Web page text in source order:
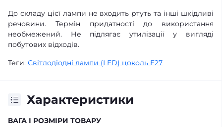
До складу цієї лампи не входить ртуть та інші шкідливі
речовини. Термін придатності до використання
необмежений. Не підлягає утилізації у вигляді
побутових відходів.
Теги: Світлодіодні лампи (LED) цоколь E27
Характеристики
ВАГА І РОЗМІРИ ТОВАРУ